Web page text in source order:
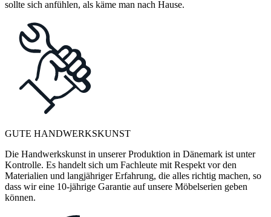
sollte sich anfühlen, als käme man nach Hause.
GUTE HANDWERKSKUNST
Die Handwerkskunst in unserer Produktion in Dänemark ist unter
Kontrolle. Es handelt sich um Fachleute mit Respekt vor den
Materialien und langjähriger Erfahrung, die alles richtig machen, so
dass wir eine 10-jährige Garantie auf unsere Möbelserien geben
können.